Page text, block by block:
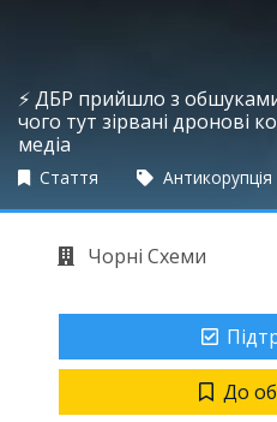
⚡️ ДБР прийшло з
чого тут зірвані дронові
медіа
Стаття Антикорупція
Чорні Схеми
До